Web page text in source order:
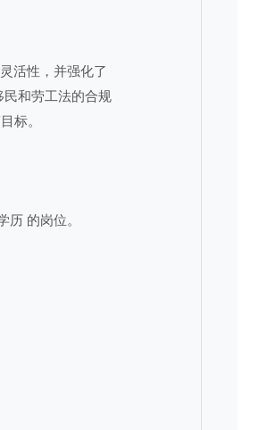
活性，并强化了
和劳工法的合规
标。
的岗位。